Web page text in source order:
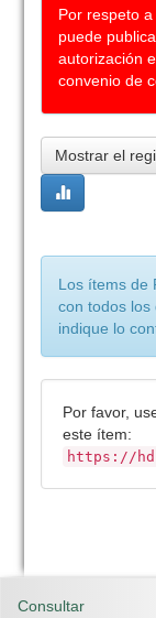
Por respeto
puede
autorización
convenio de
Mostrar el
Los ítems de
con todos los
indique lo
Por favor,
este ítem:
https://
Consultar